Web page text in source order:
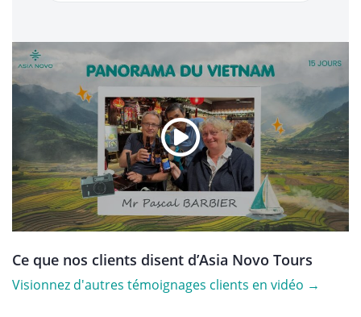
Ce que nos clients disent d’Asia Novo Tours
Visionnez d'autres témoignages clients en vidéo →